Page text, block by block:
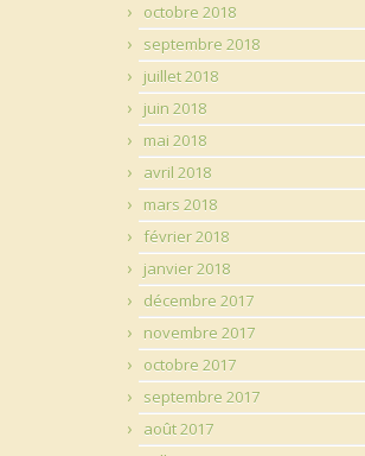
octobre 2018
septembre 2018
juillet 2018
juin 2018
mai 2018
avril 2018
mars 2018
février 2018
janvier 2018
décembre 2017
novembre 2017
octobre 2017
septembre 2017
août 2017